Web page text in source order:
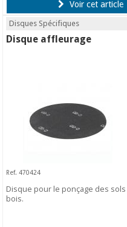
Voir cet article
Disques Spécifiques
Disque affleurage
Ref. 470424
Disque pour le ponçage des sols
bois.